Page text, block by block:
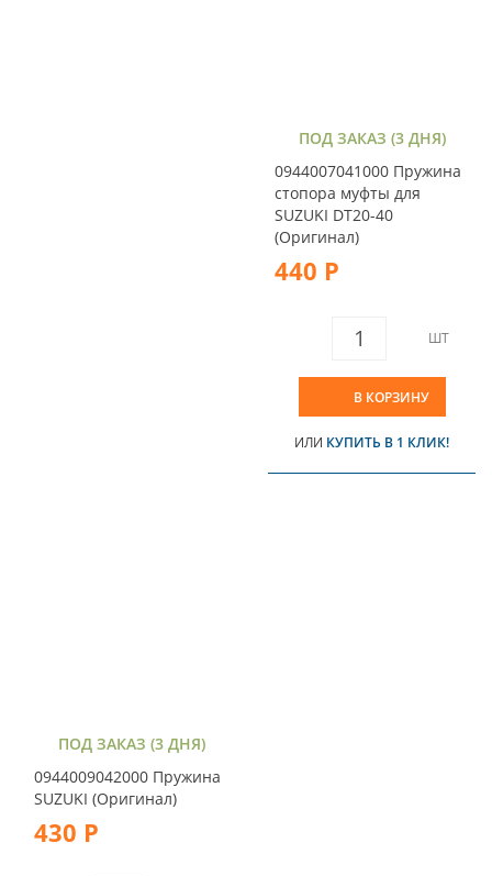
ПОД ЗАКАЗ (3 ДНЯ)
0944007041000 Пружина
стопора муфты для
SUZUKI DT20-40
(Оригинал)
440 Р
ШТ
В КОРЗИНУ
ИЛИ КУПИТЬ В 1 КЛИК!
ПОД ЗАКАЗ (3 ДНЯ)
0944009042000 Пружина
SUZUKI (Оригинал)
430 Р